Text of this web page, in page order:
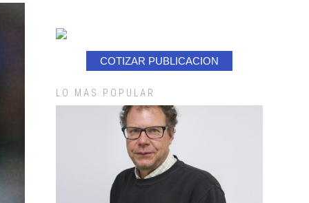
COTIZAR PUBLICACION
LO MAS POPULAR